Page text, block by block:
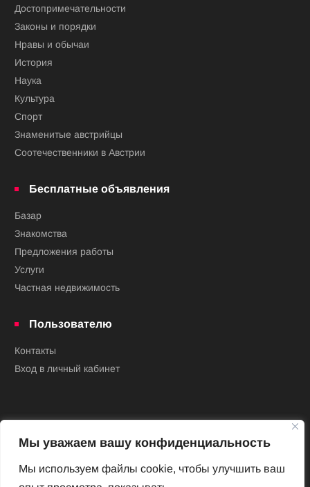
Мы уважаем вашу конфиденциальность
Мы используем файлы cookie, чтобы улучшить ваш
Достопримечательности
Законы и порядки
Нравы и обычаи
История
Наука
Культура
Спорт
Знаменитые австрийцы
Соотечественники в Австрии
Бесплатные объявления
Базар
Знакомства
Предложения работы
Услуги
Частная недвижимость
Пользователю
Контакты
Вход в личный кабинет